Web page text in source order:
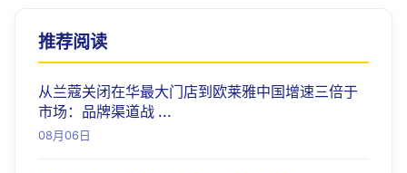
推荐阅读
从兰蔻关闭在华最大门店到欧莱雅中国增速三倍于
市场：品牌渠道战 ...
08月06日